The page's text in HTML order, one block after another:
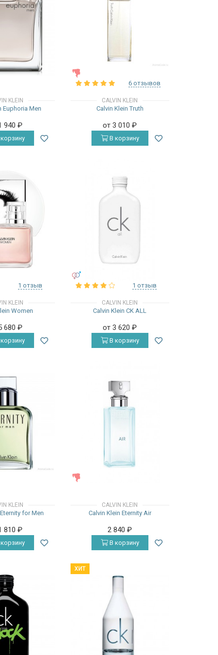
KLEIN
Euphoria Men
940₽
6 отзывов
CALVIN KLEIN
Calvin Klein Truth
от 3 010₽
В корзину
1 отзыв
KLEIN
Women
680₽
1 отзыв
CALVIN KLEIN
Calvin Klein CK ALL
от 3 620₽
В корзину
KLEIN
for Men
810₽
CALVIN KLEIN
Calvin Klein Eternity Air
2 840₽
В корзину
ХИТ